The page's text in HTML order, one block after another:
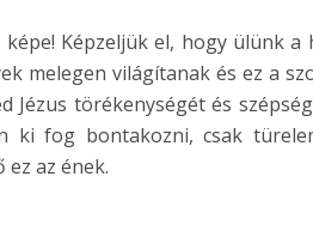
Képzeljük el, hogy ülünk a
melegen világítanak és ez a
Jézus törékenységét és
ki fog bontakozni, csak
az ének.